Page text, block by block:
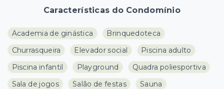
Características do Condomínio
Academia de ginástica
Brinquedoteca
Churrasqueira
Elevador social
Piscina adulto
Piscina infantil
Playground
Quadra poliesportiva
Sala de jogos
Salão de festas Sauna